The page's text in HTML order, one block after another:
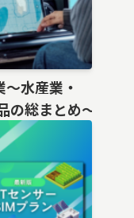
〜水産業・
の総まとめ〜